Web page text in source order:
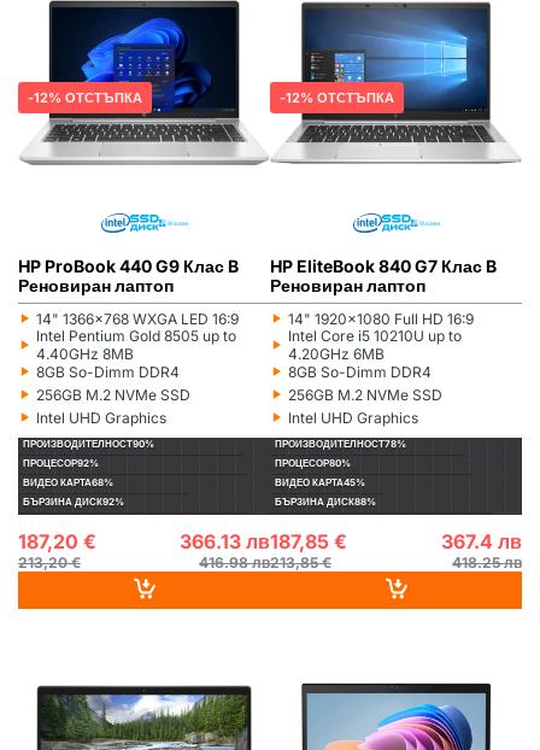
12% ОТСТЪПКА
HP ProBook 440 G9 Клас B
Реновиран лаптоп
‣
Монитор:
14" 1366x768 WXGA LED 16:9
‣
Процесор:
Intel Pentium Gold 8505 up to
4.40GHz 8MB
‣
Рам памет:
8GB So-Dimm DDR4
‣
Хард диск:
256GB M.2 NVMe SSD
‣
Видеокарта:
Intel UHD Graphics
ПРОИЗВОДИТЕЛНОСТ90%
ПРОЦЕСОР92%
ВИДЕО КАРТА68%
БЪРЗИНА ДИСК92%
187,20 € 366.13 лв
213,20 € 416.98 лв
12% ОТСТЪПКА
HP EliteBook 840 G7 Клас B
Реновиран лаптоп
‣
Монитор:
14" 1920x1080 Full HD 16:9
‣
Процесор:
Intel Core i5 10210U up to
4.20GHz 6MB
‣
Рам памет:
8GB So-Dimm DDR4
‣
Хард диск:
256GB M.2 NVMe SSD
‣
Видеокарта:
Intel UHD Graphics
ПРОИЗВОДИТЕЛНОСТ78%
ПРОЦЕСОР80%
ВИДЕО КАРТА45%
БЪРЗИНА ДИСК88%
187,85 € 367.4 лв
213,85 € 418.25 лв